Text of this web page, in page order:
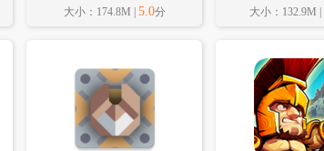
大小：174.8M | 5.0分 大小：132.9M |